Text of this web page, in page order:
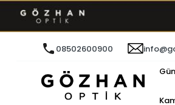
08502600900